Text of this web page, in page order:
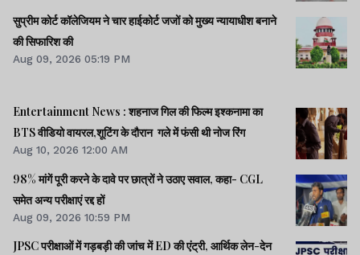
सुप्रीम कोर्ट कॉलेजियम ने चार हाईकोर्ट जजों को मुख्य न्यायाधीश बनाने
की सिफारिश की
Aug 09, 2026 05:19 PM
Entertainment News : शहनाज गिल की फिल्म इश्कनामा का
BTS वीडियो वायरल,शूटिंग के दौरान गले में फंसी थी नोज रिंग
Aug 10, 2026 12:00 AM
98% मांगें पूरी करने के दावे पर छात्रों ने उठाए सवाल, कहा- CGL
समेत अन्य परीक्षाएं रद्द हों
Aug 09, 2026 10:59 PM
JPSC परीक्षाओं में गड़बड़ी की जांच में ED की एंट्री, आर्थिक लेन-देन